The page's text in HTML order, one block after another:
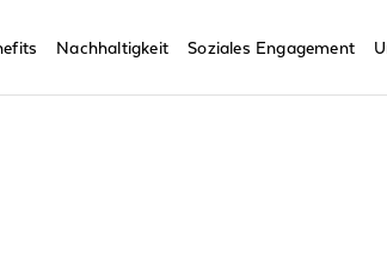
Nachhaltigkeit Soziales Engagement